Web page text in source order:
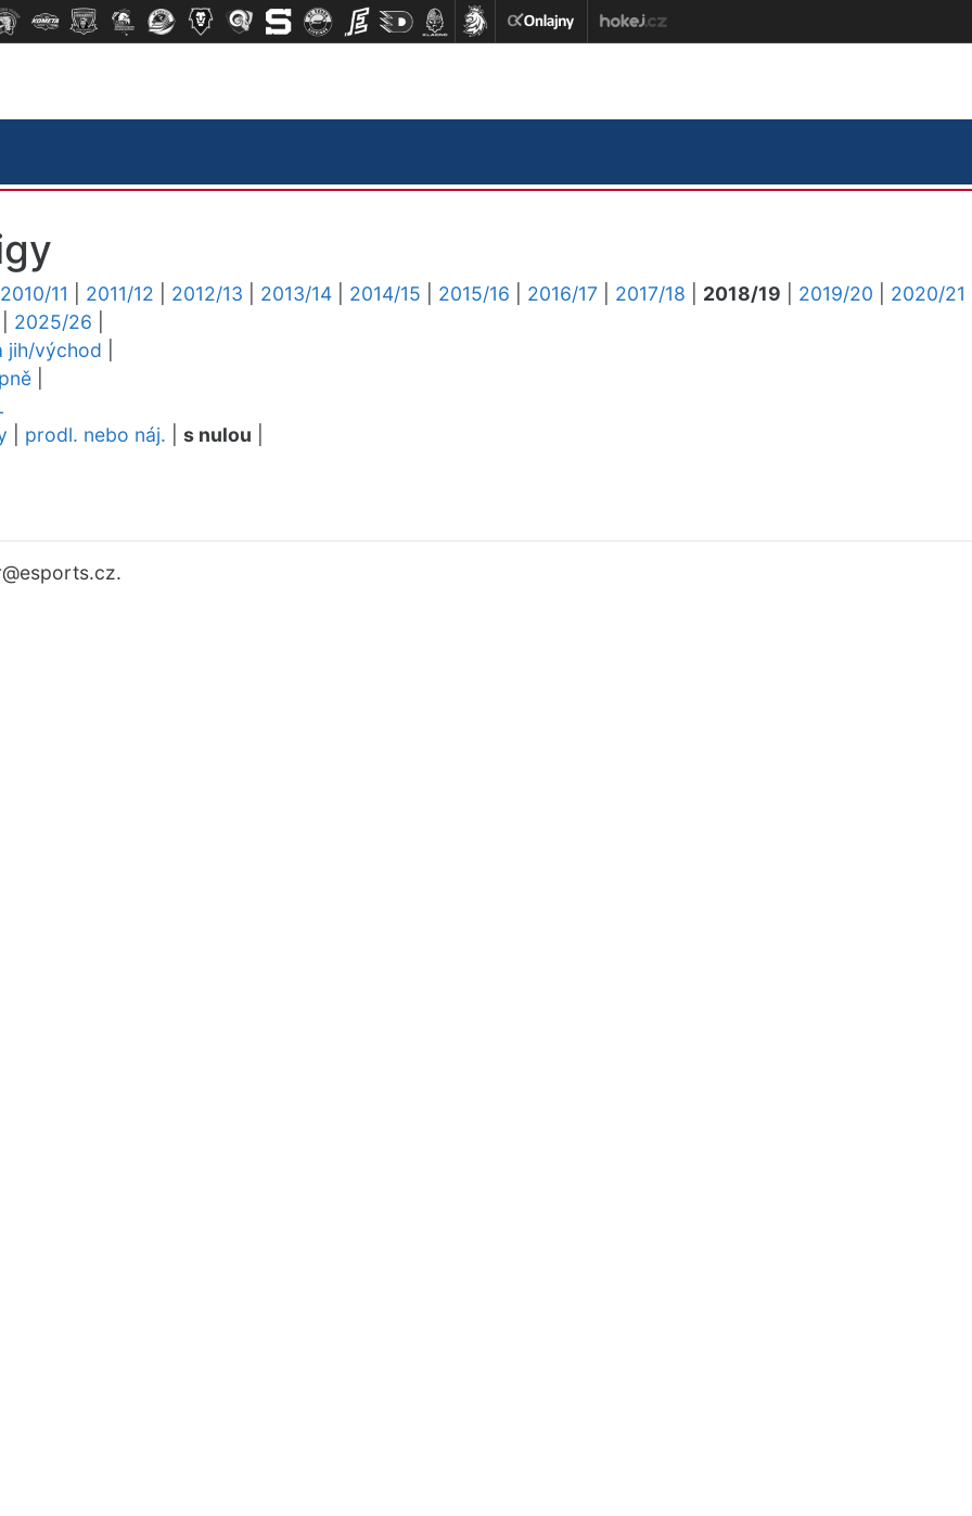
2010/11 2011/12 2012/13 2013/14 2014/15 2015/16 2016/17 2017/18 2018/19 2019/20
2020/21
2025/26
jih/východ
prodl. nebo náj. s nulou
@esports.cz.